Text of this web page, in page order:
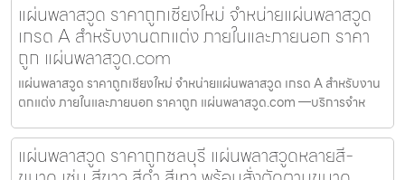
แผ่นพลาสวูด ราคาถูกเชียงใหม่ จำหน่ายแผ่นพลาสวูด
เกรด A สำหรับงานตกแต่ง ภายในและภายนอก ราคา
ถูก แผ่นพลาสวูด.com
แผ่นพลาสวูด ราคาถูกเชียงใหม่ จำหน่ายแผ่นพลาสวูด เกรด A สำหรับงาน
ตกแต่ง ภายในและภายนอก ราคาถูก แผ่นพลาสวูด.com —บริการจำห
แผ่นพลาสวูด ราคาถูกชลบุรี แผ่นพลาสวูดหลายสี-